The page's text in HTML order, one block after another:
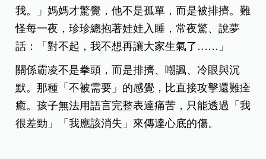
我。」媽媽才驚覺，他不是孤單，而是被排擠。難
怪每一夜，珍珍總抱著娃娃入睡，常夜驚、說夢
話：「對不起，我不想再讓大家生氣了……」
關係霸凌不是拳頭，而是排擠、嘲諷、冷眼與沉
默。那種「不被需要」的感覺，比直接攻擊還難痊
癒。孩子無法用語言完整表達痛苦，只能透過「我
很差勁」「我應該消失」來傳達心底的傷。